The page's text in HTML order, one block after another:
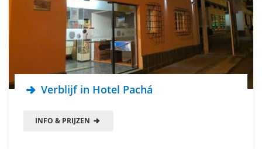
Verblijf in Hotel Pachá
INFO & PRIJZEN